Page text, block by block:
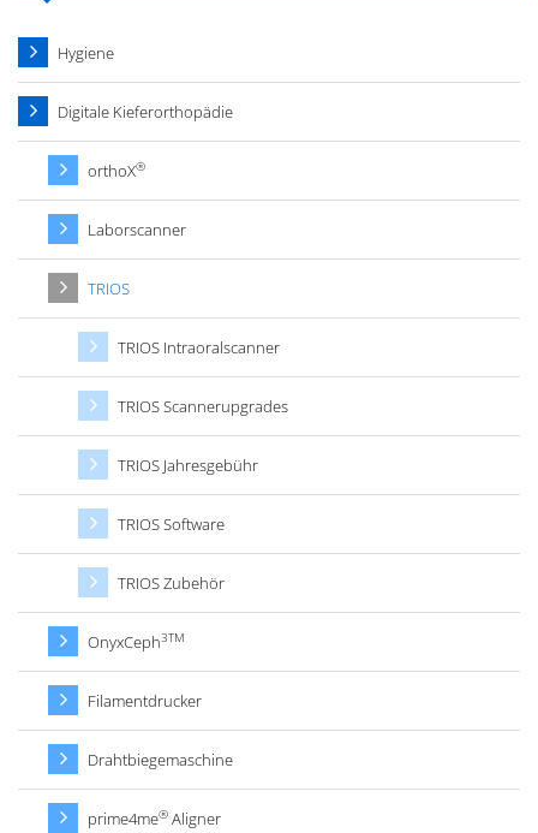
Hygiene
Digitale Kieferorthopädie
orthoX®
Laborscanner
TRIOS
TRIOS Intraoralscanner
TRIOS Scannerupgrades
TRIOS Jahresgebühr
TRIOS Software
TRIOS Zubehör
OnyxCeph3TM
Filamentdrucker
Drahtbiegemaschine
prime4me® Aligner